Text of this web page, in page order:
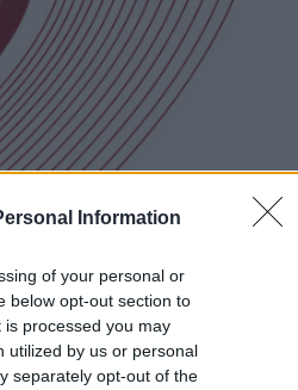
Information
of your personal or
below opt-out section to
processed you may
utilized by us or personal
separately opt-out of the